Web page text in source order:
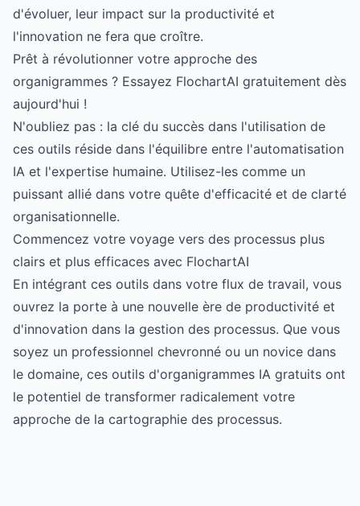
d'évoluer, leur impact sur la productivité et
l'innovation ne fera que croître.
Prêt à révolutionner votre approche des
organigrammes ? Essayez FlochartAI gratuitement dès
aujourd'hui !
N'oubliez pas : la clé du succès dans l'utilisation de
ces outils réside dans l'équilibre entre l'automatisation
IA et l'expertise humaine. Utilisez-les comme un
puissant allié dans votre quête d'efficacité et de clarté
organisationnelle.
Commencez votre voyage vers des processus plus
clairs et plus efficaces avec FlochartAI
En intégrant ces outils dans votre flux de travail, vous
ouvrez la porte à une nouvelle ère de productivité et
d'innovation dans la gestion des processus. Que vous
soyez un professionnel chevronné ou un novice dans
le domaine, ces outils d'organigrammes IA gratuits ont
le potentiel de transformer radicalement votre
approche de la cartographie des processus.